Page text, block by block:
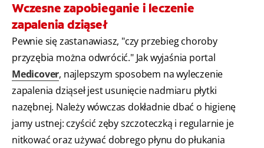
Wczesne zapobieganie i leczenie
zapalenia dziąseł
Pewnie się zastanawiasz, "czy przebieg choroby
przyzębia można odwrócić." Jak wyjaśnia portal
Medicover, najlepszym sposobem na wyleczenie
zapalenia dziąseł jest usunięcie nadmiaru płytki
nazębnej. Należy wówczas dokładnie dbać o higienę
jamy ustnej: czyścić zęby szczoteczką i regularnie je
nitkować oraz używać dobrego płynu do płukania